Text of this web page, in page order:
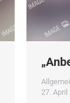
27. April